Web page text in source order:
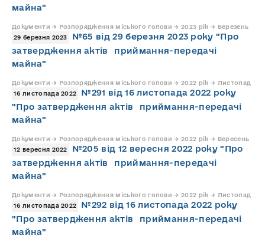
майна"
Документи → Розпорядження міського голови → 2023 рік → Березень
29 березня 2023
№65 від 29 березня 2023 року "Про
затвердження актів приймання-передачі
майна"
Документи → Розпорядження міського голови → 2022 рік → Листопад
16 листопада 2022
№291 від 16 листопада 2022 року
"Про затвердження актів приймання-передачі
майна"
Документи → Розпорядження міського голови → 2022 рік → Вересень
12 вересня 2022
№205 від 12 вересня 2022 року "Про
затвердження актів приймання-передачі
майна"
Документи → Розпорядження міського голови → 2022 рік → Листопад
16 листопада 2022
№292 від 16 листопада 2022 року
"Про затвердження актів приймання-передачі
майна"